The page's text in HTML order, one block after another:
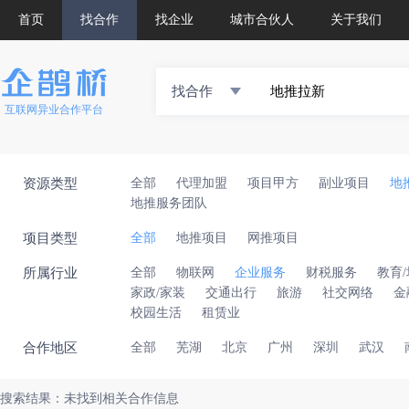
首页 找合作 找企业 城市合伙人 关于我们
互联网异业合作平台
找合作
资源类型 全部 代理加盟 项目甲方 副业项目
地
地推服务团队
项目类型 全部 地推项目 网推项目
所属行业 全部 物联网 企业服务 财税服务
教育/
家政/家装
交通出行 旅游 社交网络
金
校园生活
租赁业
合作地区 全部 芜湖 北京 广州 深圳 武汉
搜索结果：未找到相关合作信息